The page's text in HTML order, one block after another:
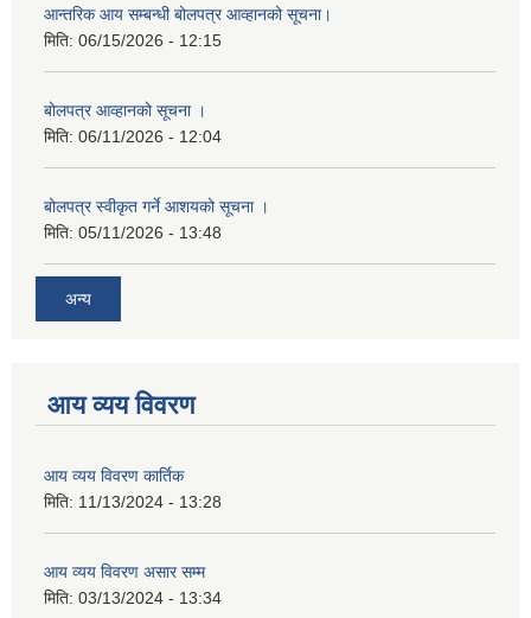
आन्तरिक आय सम्बन्धी बोलपत्र आव्हानको सूचना।
मिति: 06/15/2026 - 12:15
बोलपत्र आव्हानको सूचना ।
मिति: 06/11/2026 - 12:04
बोलपत्र स्वीकृत गर्ने आशयको सूचना ।
मिति: 05/11/2026 - 13:48
अन्य
आय व्यय विवरण
आय व्यय विवरण कार्तिक
मिति: 11/13/2024 - 13:28
आय व्यय विवरण असार सम्म
मिति: 03/13/2024 - 13:34